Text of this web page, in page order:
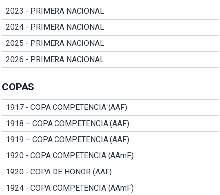
2023 - PRIMERA NACIONAL
2024 - PRIMERA NACIONAL
2025 - PRIMERA NACIONAL
2026 - PRIMERA NACIONAL
COPAS
1917 - COPA COMPETENCIA (AAF)
1918 – COPA COMPETENCIA (AAF)
1919 – COPA COMPETENCIA (AAF)
1920 - COPA COMPETENCIA (AAmF)
1920 - COPA DE HONOR (AAF)
1924 - COPA COMPETENCIA (AAmF)